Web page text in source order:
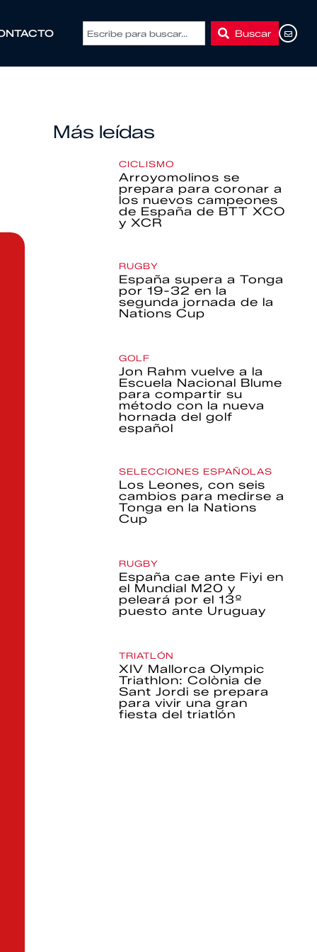
Buscar
Más leídas
CICLISMO
Arroyomolinos se
prepara para coronar a
los nuevos campeones
de España de BTT XCO
y XCR
RUGBY
España supera a Tonga
por 19-32 en la
segunda jornada de la
Nations Cup
GOLF
Jon Rahm vuelve a la
Escuela Nacional Blume
para compartir su
método con la nueva
hornada del golf
español
SELECCIONES ESPAÑOLAS
Los Leones, con seis
cambios para medirse a
Tonga en la Nations
Cup
RUGBY
España cae ante Fiyi en
el Mundial M20 y
peleará por el 13º
puesto ante Uruguay
TRIATLÓN
XIV Mallorca Olympic
Triathlon: Colònia de
Sant Jordi se prepara
para vivir una gran
fiesta del triatlón